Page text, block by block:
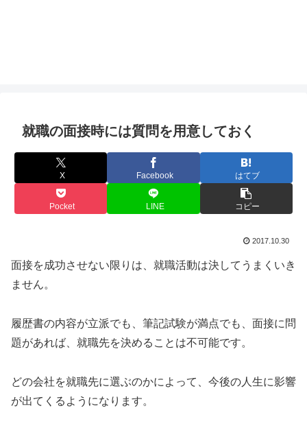
就職の面接時には質問を用意しておく
X Facebook はてブ
Pocket LINE コピー
2017.10.30
面接を成功させない限りは、就職活動は決してうまくいき
ません。
履歴書の内容が立派でも、筆記試験が満点でも、面接に問
題があれば、就職先を決めることは不可能です。
どの会社を就職先に選ぶのかによって、今後の人生に影響
が出てくるようになります。